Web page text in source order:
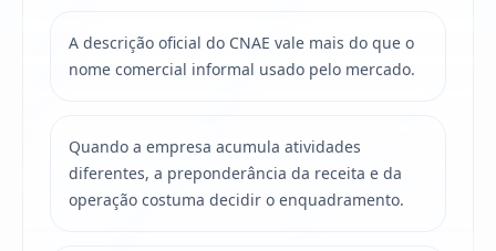
A descrição oficial do CNAE vale mais do que o
nome comercial informal usado pelo mercado.
Quando a empresa acumula atividades
diferentes, a preponderância da receita e da
operação costuma decidir o enquadramento.